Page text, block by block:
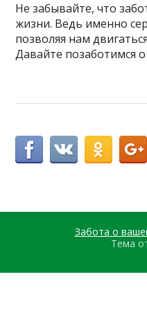
Не забывайте, что
жизни. Ведь именно
позволяя нам
Давайте позаботимся
Забота о
Тема